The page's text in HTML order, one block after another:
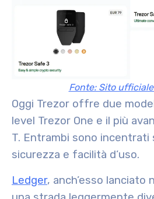
Fonte: Sito
Oggi Trezor offre due
level Trezor One e il più
T. Entrambi sono incentrati
sicurezza e facilità d’uso.
Ledger, anch’esso lanciato